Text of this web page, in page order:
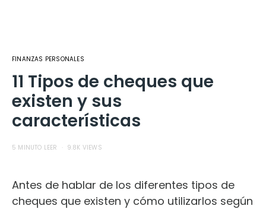
FINANZAS PERSONALES
11 Tipos de cheques que
existen y sus
características
5 MINUTO LEER 9.8K VIEWS
Antes de hablar de los diferentes tipos de
cheques que existen y cómo utilizarlos según